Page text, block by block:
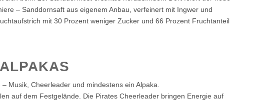
– Sanddornsaft aus eigenem Anbau, verfeinert mit Ingwer und
mit 30 Prozent weniger Zucker und 66 Prozent Fruchtanteil
Musik, Cheerleader und mindestens ein Alpaka.
auf dem Festgelände. Die Pirates Cheerleader bringen Energie auf